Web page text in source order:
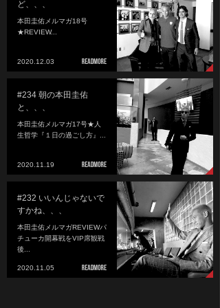
ど、、、
本田圭佑メルマガ18号
★REVIEW...
2020.12.03
#234 朝の本田圭佑
と、、、
本田圭佑メルマガ17号★人
生哲学『１日の過ごし方』...
2020.11.19
#232 いいんじゃないで
すかね、、、
本田圭佑メルマガREVIEWパ
チューカ開幕戦をVIP席観戦
後...
2020.11.05